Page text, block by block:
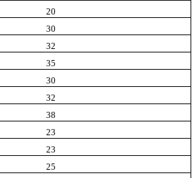
20
30
32
35
30
32
38
23
23
25